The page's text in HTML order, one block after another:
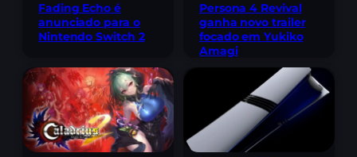
Fading Echo é
anunciado para o
Nintendo Switch 2
Persona 4 Revival
ganha novo trailer
focado em Yukiko
Amagi